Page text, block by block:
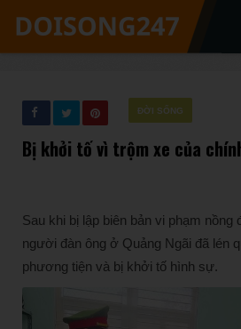
ĐỜI SỐNG
Bị khởi tố vì trộm xe của
Sau khi bị lập biên bản vi phạm nồng
người đàn ông ở Quảng Ngãi đã lén
phương tiện và bị khởi tố hình sự.